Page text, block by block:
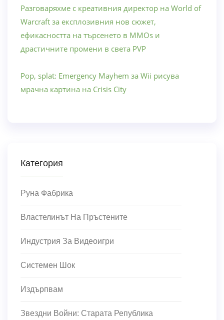
Разговаряхме с креативния директор на World of
Warcraft за експлозивния нов сюжет,
ефикасността на търсенето в MMOs и
драстичните промени в света PVP
Pop, splat: Emergency Mayhem за Wii рисува
мрачна картина на Crisis City
Категория
Руна Фабрика
Властелинът На Пръстените
Индустрия За Видеоигри
Системен Шок
Издърпвам
Звездни Войни: Старата Република